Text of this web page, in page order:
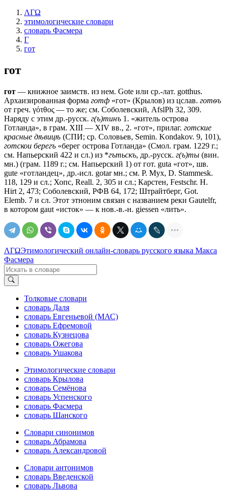
ΛΓΩ
этимологические словари
словарь Фасмера
Г
гот
гот
гот — книжное заимств. из нем. Gote или ср.-лат. gotthus.
Архаизированная форма готф «гот» (Крылов) из цслав. готѳъ
от греч. γότθος — то же; см. Соболевский, AfslPh 32, 309.
Наряду с этим др.-русск. г(ъ)тинъ 1. «житель острова
Готланда», в грам. XIII — XIV вв., 2. «гот», прилаг. готские
красные дѣвицѣ (СПИ; ср. Соловьев, Semin. Kondakov. 9, 101),
готскои берегъ «берег острова Готланда» (Смол. грам. 1229 г.;
см. Напьерский 422 и сл.) из *гътьскъ, др.-русск. г(ъ)ты (вин.
мн.) (грам. 1189 г.; см. Напьерский 1) от гот. guta «гот», шв.
gute «готландец», др.-исл. gotar мн.; см. Р. Мух, D. Stammesk.
118, 129 и сл.; Хопс, Reall. 2, 305 и сл.; Карстен, Festschr. Н.
Hirt 2, 473; Соболевский, РФВ 64, 172; Штрайтберг, Got.
Elemb. 7 и сл. Этот этноним связан с названием реки Gautelfr,
в котором gaut «исток» — к нов.-в.-н. giessen «лить».
ΛΓΩЭтимологический онлайн-словарь русского языка Макса
Фасмера
Толковые словари
словарь Даля
словарь Евгеньевой (МАС)
словарь Ефремовой
словарь Кузнецова
словарь Ожегова
словарь Ушакова
Этимологические словари
словарь Крылова
словарь Семёнова
словарь Успенского
словарь Фасмера
словарь Шанского
Словари синонимов
словарь Абрамова
словарь Александровой
Словари антонимов
словарь Введенской
словарь Львова